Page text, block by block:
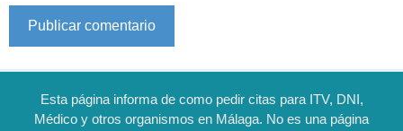
Esta página informa de como pedir citas para ITV, DNI,
Médico y otros organismos en Málaga. No es una página